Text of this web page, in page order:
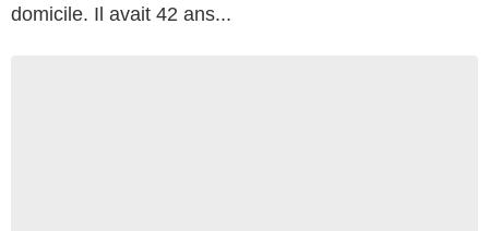
domicile. Il avait 42 ans...